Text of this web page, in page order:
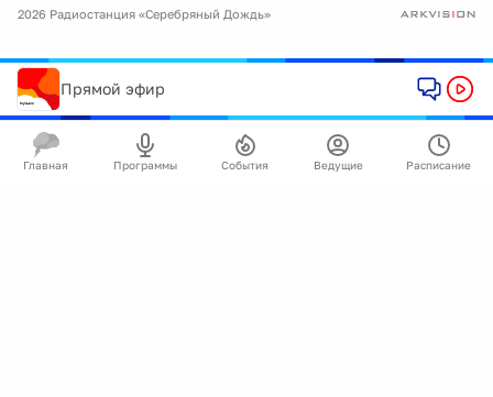
2026 Радиостанция «Серебряный Дождь»
Прямой эфир
Главная Программы События Ведущие Расписание